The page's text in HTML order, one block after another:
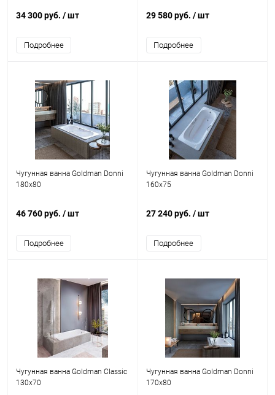
34 300 руб. / шт
Подробнее
29 580 руб. / шт
Подробнее
Чугунная ванна Goldman Donni
180x80
46 760 руб. / шт
Подробнее
Чугунная ванна Goldman Donni
160x75
27 240 руб. / шт
Подробнее
Чугунная ванна Goldman Classic
130x70
Чугунная ванна Goldman Donni
170x80